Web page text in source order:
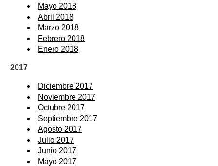
Mayo 2018
Abril 2018
Marzo 2018
Febrero 2018
Enero 2018
2017
Diciembre 2017
Noviembre 2017
Octubre 2017
Septiembre 2017
Agosto 2017
Julio 2017
Junio 2017
Mayo 2017